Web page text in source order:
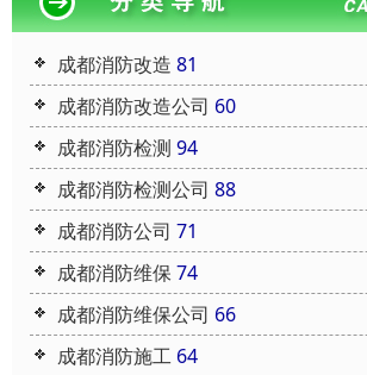
成都消防改造 81
成都消防改造公司 60
成都消防检测 94
成都消防检测公司 88
成都消防公司 71
成都消防维保 74
成都消防维保公司 66
成都消防施工 64